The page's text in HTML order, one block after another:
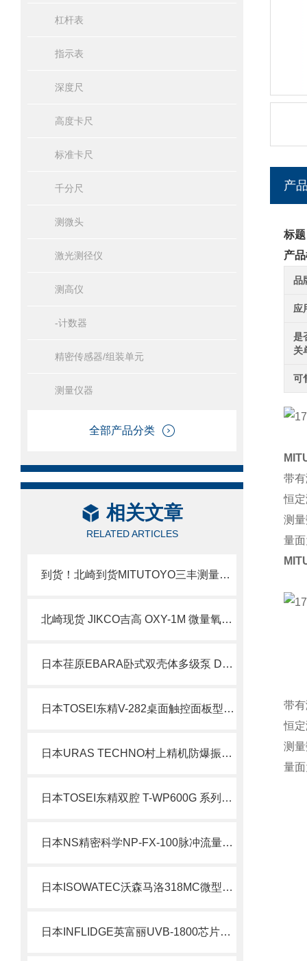
杠杆表
指示表
深度尺
高度卡尺
标准卡尺
千分尺
测微头
激光测径仪
测高仪
-计数器
精密传感器/组装单元
测量仪器
全部产品分类
相关文章
RELATED ARTICLES
到货！北崎到货MITUTOYO三丰测量工具数显千分尺
北崎现货 JIKCO吉高 OXY-1M 微量氧气分析仪 简介
日本荏原EBARA卧式双壳体多级泵 DCS/DCD北崎热卖
日本TOSEI东精V-282桌面触控面板型 透明圆顶系列北崎热卖
日本URAS TECHNO村上精机防爆振动器KZE-1-2B
日本TOSEI东精双腔 T-WP600G 系列包装机北崎热卖
日本NS精密科学NP-FX-100脉冲流量泵北崎热卖
日本ISOWATEC沃森马洛318MC微型卡式泵头北崎热卖
日本INFLIDGE英富丽UVB-1800芯片元件固定用紫外线照射装置北崎有售
产
标
产
品
应
是
关
可
带
恒
测
量
带
恒
测
量